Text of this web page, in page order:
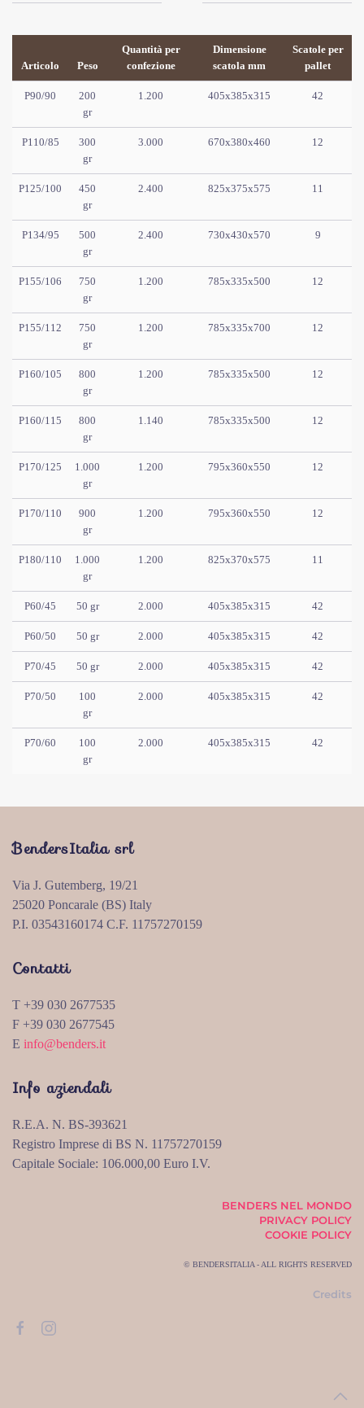
Articolo Peso
Quantità per
confezione
Dimensione
scatola mm
Scatole per
pallet
P90/90
200
gr
1.200 405x385x315 42
P110/85
300
gr
3.000 670x380x460 12
P125/100
450
gr
2.400 825x375x575 11
P134/95
500
gr
2.400 730x430x570 9
P155/106
750
gr
1.200 785x335x500 12
P155/112
750
gr
1.200 785x335x700 12
P160/105
800
gr
1.200 785x335x500 12
P160/115
800
gr
1.140 785x335x500 12
P170/125
1.000
gr
1.200 795x360x550 12
P170/110
900
gr
1.200 795x360x550 12
P180/110
1.000
gr
1.200 825x370x575 11
P60/45 50 gr 2.000 405x385x315 42
P60/50 50 gr 2.000 405x385x315 42
P70/45 50 gr 2.000 405x385x315 42
P70/50
100
gr
2.000 405x385x315 42
P70/60
100
gr
2.000 405x385x315 42
BendersItalia srl
Via J. Gutemberg, 19/21
25020 Poncarale (BS) Italy
P.I. 03543160174 C.F. 11757270159
Contatti
T +39 030 2677535
F +39 030 2677545
E info@benders.it
Info aziendali
R.E.A. N. BS-393621
Registro Imprese di BS N. 11757270159
Capitale Sociale: 106.000,00 Euro I.V.
BENDERS NEL MONDO
PRIVACY POLICY
COOKIE POLICY
© BENDERSITALIA - ALL RIGHTS RESERVED
Credits